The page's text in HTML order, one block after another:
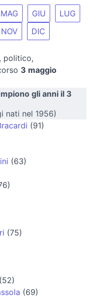
MAG GIU
LUG
NOV DIC
politico,
3 maggio
gli anni il 3
nati nel 1956)
(91)
(63)
(75)
(52)
(69)